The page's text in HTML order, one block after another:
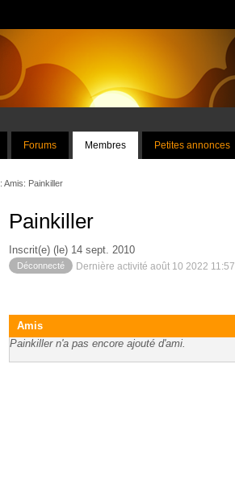
Forums Membres Petites annonces
Amis: Painkiller
Painkiller
Inscrit(e) (le) 14 sept. 2010
Déconnecté Dernière activité août 10 2022 11:57
Amis
Painkiller n'a pas encore ajouté d'ami.